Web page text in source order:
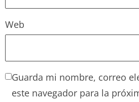
Web
Guarda mi nombre, correo
este navegador para la